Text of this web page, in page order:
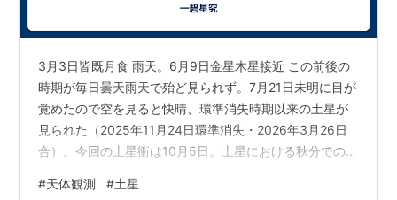
3月3日皆既月食 雨天。6月9日金星木星接近 この前後の
時期が毎日曇天雨天で殆ど見られず。7月21日未明に目が
覚めたので空を見ると快晴、環準消失時期以来の土星が
見られた（2025年11月24日環準消失・2026年3月26日
合）。今回の土星衝は10月5日。土星における秋分での環
制定後初酷暑日 岐阜県多治見市40.3℃・郡上市
#天体観測 #土星